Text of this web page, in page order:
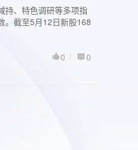
持、特色调研等多项指
。截至5月12日新股168
0
0